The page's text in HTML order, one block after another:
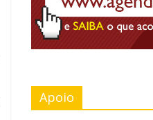
Apoio